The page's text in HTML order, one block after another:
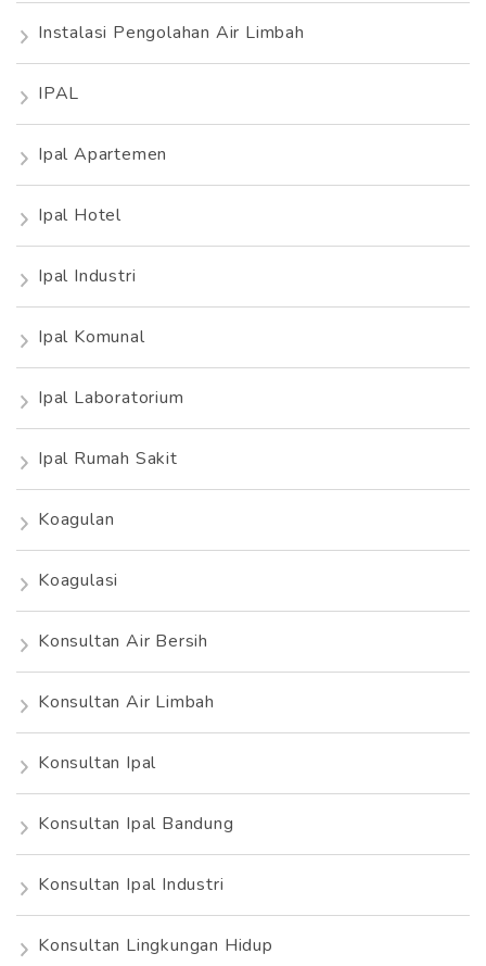
Instalasi Pengolahan Air Limbah
IPAL
Ipal Apartemen
Ipal Hotel
Ipal Industri
Ipal Komunal
Ipal Laboratorium
Ipal Rumah Sakit
Koagulan
Koagulasi
Konsultan Air Bersih
Konsultan Air Limbah
Konsultan Ipal
Konsultan Ipal Bandung
Konsultan Ipal Industri
Konsultan Lingkungan Hidup